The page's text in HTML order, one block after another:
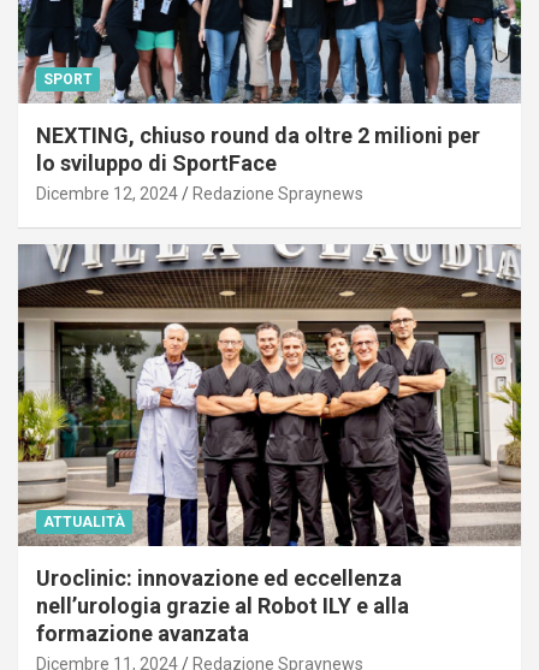
SPORT
NEXTING, chiuso round da oltre 2 milioni per
lo sviluppo di SportFace
Dicembre 12, 2024 Redazione Spraynews
ATTUALITÀ
Uroclinic: innovazione ed eccellenza
nell’urologia grazie al Robot ILY e alla
formazione avanzata
Dicembre 11, 2024 Redazione Spraynews